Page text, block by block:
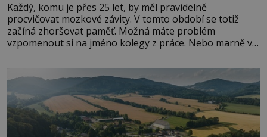
Každý, komu je přes 25 let, by měl pravidelně
procvičovat mozkové závity. V tomto období se totiž
začíná zhoršovat paměť. Možná máte problém
vzpomenout si na jméno kolegy z práce. Nebo marně v
Je to opravdu tak, s věkem jako kdyby se paměť
rozhodla stávkovat. Cvičte